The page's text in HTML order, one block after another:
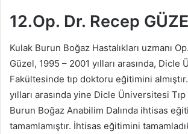
12.Op. Dr. Recep
Kulak Burun Boğaz Hastalıkları uzmanı
Güzel, 1995 – 2001 yılları arasında, Dicle
Fakültesinde tıp doktoru eğitimini
yılları arasında yine Dicle Üniversitesi
Burun Boğaz Anabilim Dalında ihtisas
tamamlamıştır. İhtisas eğitimini